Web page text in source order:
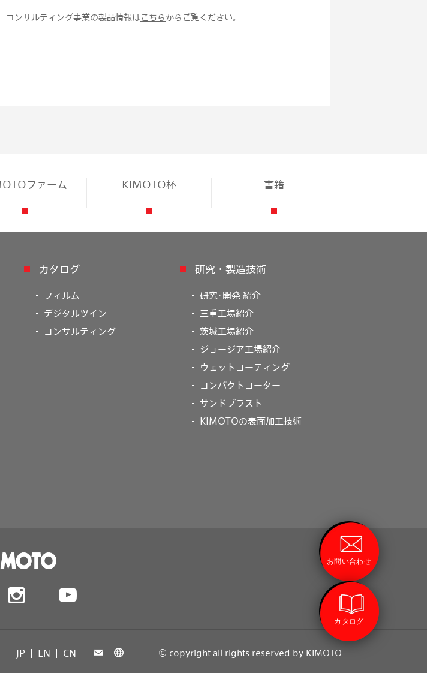
コンサルティング事業の製品情報はこちらからご覧ください。
ファーム KIMOTO杯 書籍
カタログ
フィルム
デジタルツイン
コンサルティング
研究・製造技術
研究･開発 紹介
三重工場紹介
茨城工場紹介
ジョージア工場紹介
ウェットコーティング
コンパクトコーター
サンドブラスト
KIMOTOの表面加工技術
JP EN CN © copyright all rights reserved by KIMOTO
お問い合わせ
カタログ